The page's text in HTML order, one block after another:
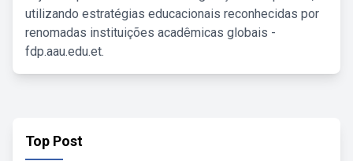
utilizando estratégias educacionais reconhecidas por
renomadas instituições acadêmicas globais -
fdp.aau.edu.et.
Top Post